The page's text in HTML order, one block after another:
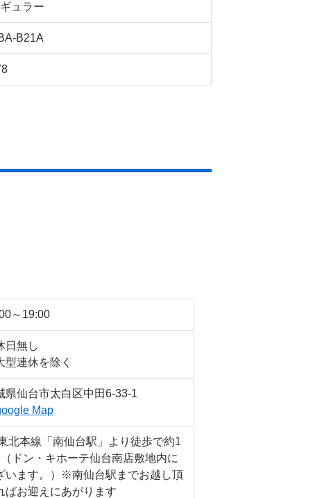
ュラー
B21A
～19:00
日無し
連休を除く
県仙台市太白区中田6-33-1
Map
北本線「南仙台駅」より徒歩で約1
ドン・キホーテ仙台南店敷地内に
います。）※南仙台駅までお越し頂
ばお迎えにあがります